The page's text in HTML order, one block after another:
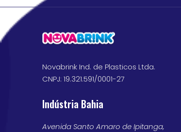
Novabrink Ind. de Plasticos Ltda.
CNPJ: 19.321.591/0001-27
Indústria Bahia
Avenida Santo Amaro de Ipitanga,